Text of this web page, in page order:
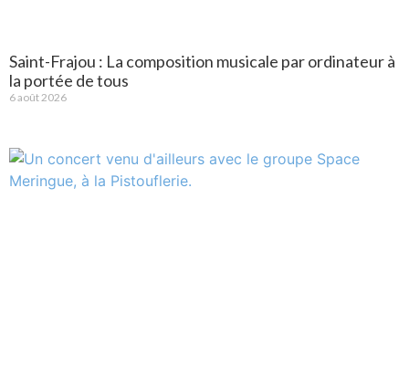
Saint-Frajou : La composition musicale par ordinateur à
la portée de tous
6 août 2026